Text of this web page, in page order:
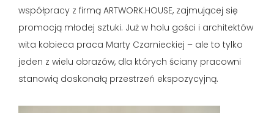
współpracy z firmą ARTWORK.HOUSE, zajmującej się
promocją młodej sztuki. Już w holu gości i architektów
wita kobieca praca Marty Czarnieckiej – ale to tylko
jeden z wielu obrazów, dla których ściany pracowni
stanowią doskonałą przestrzeń ekspozycyjną.